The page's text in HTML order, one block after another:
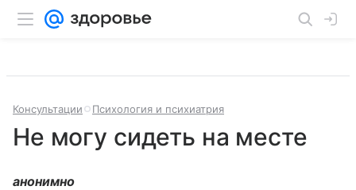
Консультации Психология и психиатрия
Не могу сидеть на месте
анонимно